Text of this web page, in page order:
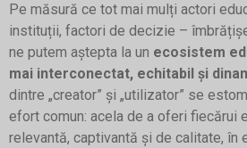
Pe măsură ce tot mai mulți actori
instituții, factori de decizie –
ne putem aștepta la un ecosistem
mai interconectat, echitabil și
dintre „creator” și „utilizator” se
efort comun: acela de a oferi fiecărui
relevantă, captivantă și de calitate, în